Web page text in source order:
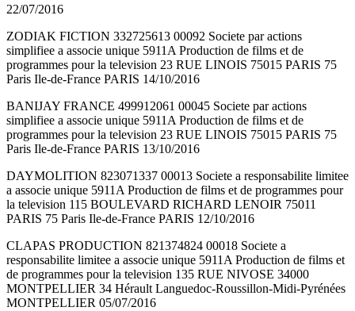
22/07/2016
ZODIAK FICTION 332725613 00092 Societe par actions
simplifiee a associe unique 5911A Production de films et de
programmes pour la television 23 RUE LINOIS 75015 PARIS 75
Paris Ile-de-France PARIS 14/10/2016
BANIJAY FRANCE 499912061 00045 Societe par actions
simplifiee a associe unique 5911A Production de films et de
programmes pour la television 23 RUE LINOIS 75015 PARIS 75
Paris Ile-de-France PARIS 13/10/2016
DAYMOLITION 823071337 00013 Societe a responsabilite limitee
a associe unique 5911A Production de films et de programmes pour
la television 115 BOULEVARD RICHARD LENOIR 75011
PARIS 75 Paris Ile-de-France PARIS 12/10/2016
CLAPAS PRODUCTION 821374824 00018 Societe a
responsabilite limitee a associe unique 5911A Production de films et
de programmes pour la television 135 RUE NIVOSE 34000
MONTPELLIER 34 Hérault Languedoc-Roussillon-Midi-Pyrénées
MONTPELLIER 05/07/2016